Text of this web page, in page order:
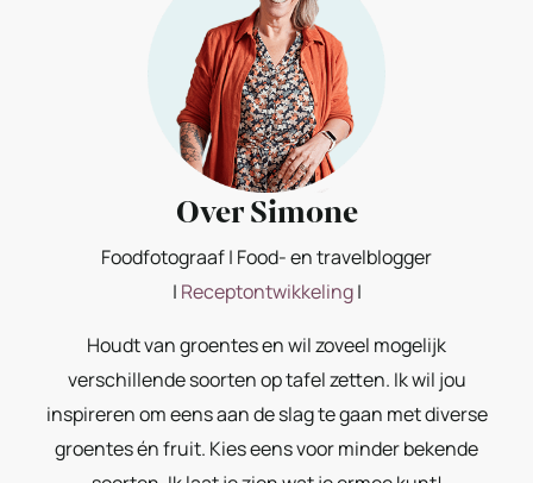
Over Simone
Foodfotograaf | Food- en travelblogger
| Receptontwikkeling|
Houdt van groentes en wil zoveel mogelijk
verschillende soorten op tafel zetten. Ik wil jou
inspireren om eens aan de slag te gaan met diverse
groentes én fruit. Kies eens voor minder bekende